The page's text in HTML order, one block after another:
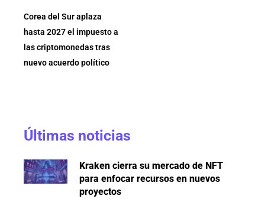
Corea del Sur aplaza
hasta 2027 el impuesto a
las criptomonedas tras
nuevo acuerdo político
Últimas noticias
Kraken cierra su mercado de NFT
para enfocar recursos en nuevos
proyectos